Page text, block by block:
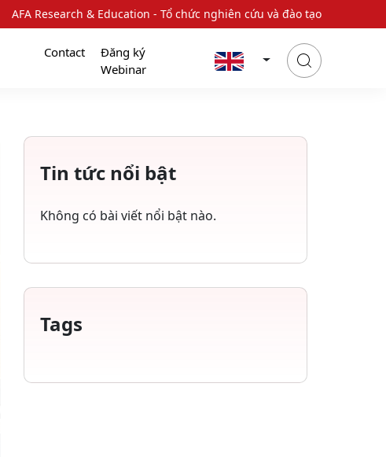
AFA Research & Education - Tổ chức nghiên cứu và đào tạo
Contact
Đăng ký
Webinar
Tin tức nổi bật
Không có bài viết nổi bật nào.
Tags